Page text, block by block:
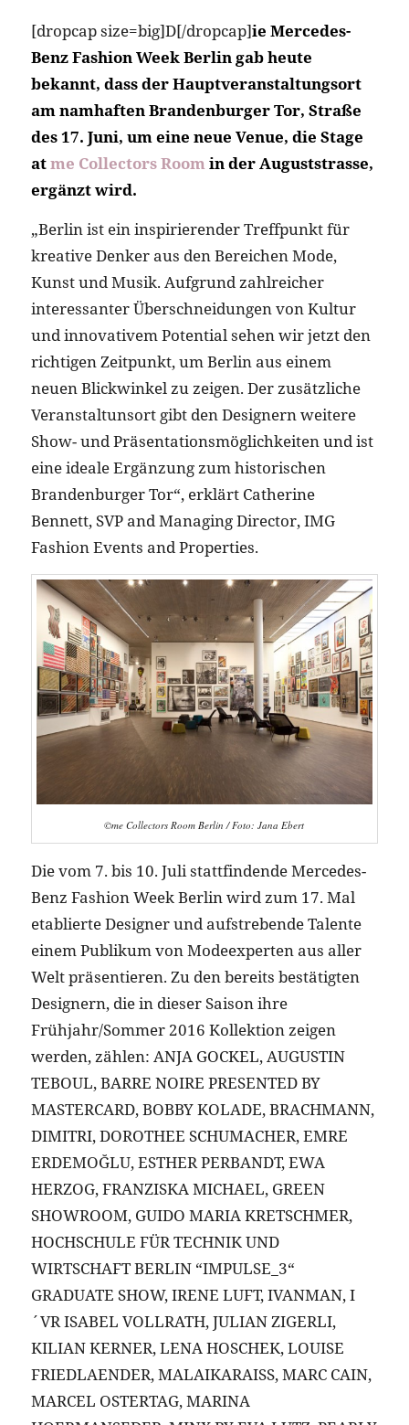
[dropcap size=big]D[/dropcap]ie Mercedes-
Benz Fashion Week Berlin gab heute
bekannt, dass der Hauptveranstaltungsort
am namhaften Brandenburger Tor, Straße
des 17. Juni, um eine neue Venue, die Stage
atme Collectors Roomin der Auguststrasse,
ergänzt wird.
„Berlin ist ein inspirierender Treffpunkt für
kreative Denker aus den Bereichen Mode,
Kunst und Musik. Aufgrund zahlreicher
interessanter Überschneidungen von Kultur
und innovativem Potential sehen wir jetzt den
richtigen Zeitpunkt, um Berlin aus einem
neuen Blickwinkel zu zeigen. Der zusätzliche
Veranstaltunsort gibt den Designern weitere
Show- und Präsentationsmöglichkeiten und ist
eine ideale Ergänzung zum historischen
Brandenburger Tor“, erklärt Catherine
Bennett, SVP and Managing Director, IMG
Fashion Events and Properties.
©me Collectors Room Berlin / Foto: Jana Ebert
Die vom 7. bis 10. Juli stattfindende Mercedes-
Benz Fashion Week Berlin wird zum 17. Mal
etablierte Designer und aufstrebende Talente
einem Publikum von Modeexperten aus aller
Welt präsentieren. Zu den bereits bestätigten
Designern, die in dieser Saison ihre
Frühjahr/Sommer 2016 Kollektion zeigen
werden, zählen: ANJA GOCKEL, AUGUSTIN
TEBOUL, BARRE NOIRE PRESENTED BY
MASTERCARD, BOBBY KOLADE, BRACHMANN,
DIMITRI, DOROTHEE SCHUMACHER, EMRE
ERDEMOĞLU, ESTHER PERBANDT, EWA
HERZOG, FRANZISKA MICHAEL, GREEN
SHOWROOM, GUIDO MARIA KRETSCHMER,
HOCHSCHULE FÜR TECHNIK UND
WIRTSCHAFT BERLIN “IMPULSE_3“
GRADUATE SHOW, IRENE LUFT, IVANMAN, I
´VR ISABEL VOLLRATH, JULIAN ZIGERLI,
KILIAN KERNER, LENA HOSCHEK, LOUISE
FRIEDLAENDER, MALAIKARAISS, MARC CAIN,
MARCEL OSTERTAG, MARINA